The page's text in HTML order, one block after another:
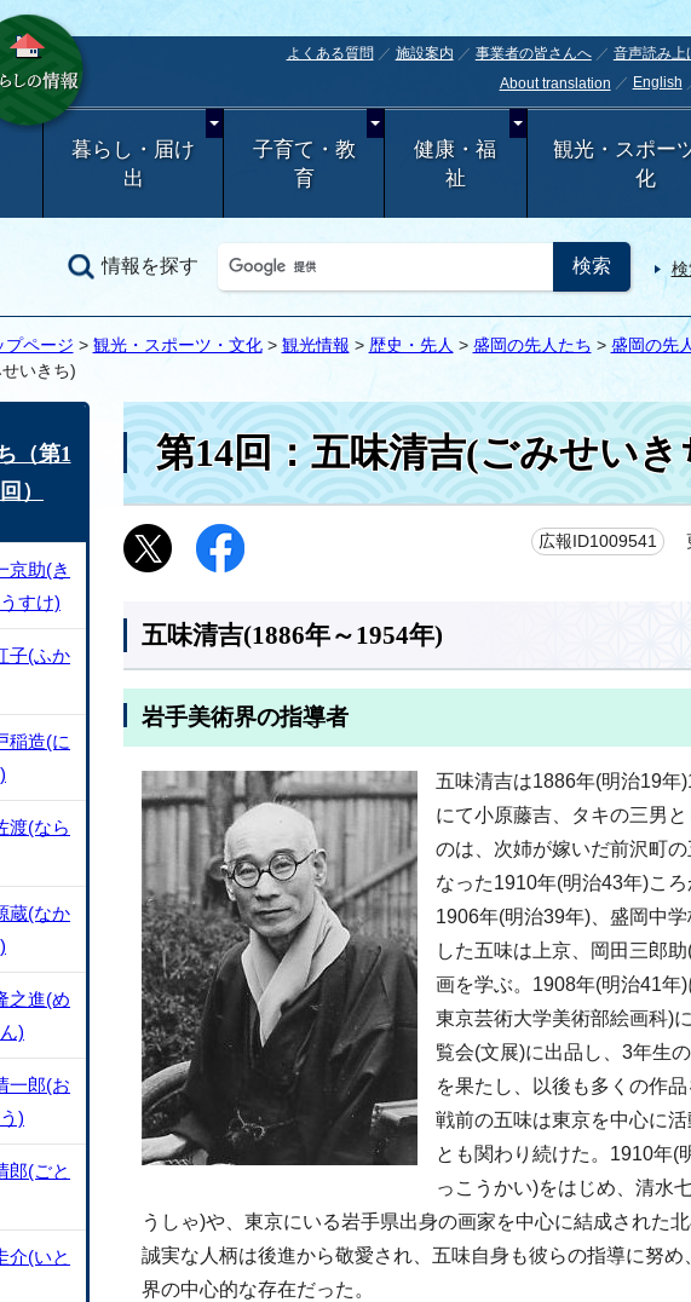
よくある質問 施設案内 事業者の皆さんへ 音声読み上
About translation
English
暮らし・届け
出
子育て・教
育
健康・福
祉
観光・スポー
化
情報を探す
プページ > 観光・スポーツ・文化> 観光情報 > 歴史・先人 > 盛岡の先人たち > 盛岡の先
いきち)
第14回：五味清吉(ごみせいき
広報ID1009541
五味清吉(1886年～1954年)
岩手美術界の指導者
五味清吉は1886年(明治19年
にて小原藤吉、タキの三男
のは、次姉が嫁いだ前沢町
なった1910年(明治43年)ころ
1906年(明治39年)、盛岡中
した五味は上京、岡田三郎
画を学ぶ。1908年(明治41年
東京芸術大学美術部絵画科)
覧会(文展)に出品し、3年生
を果たし、以後も多くの作品
戦前の五味は東京を中心に
とも関わり続けた。1910年(
っこうかい)をはじめ、清水
うしゃ)や、東京にいる岩手県出身の画家を中心に結成された
誠実な人柄は後進から敬愛され、五味自身も彼らの指導に努
界の中心的な存在だった。
（第1
）
京助(き
すけ)
子(ふか
稲造(に
渡(なら
蔵(なか
之進(め
)
一郎(お
)
郎(ごと
介(いと